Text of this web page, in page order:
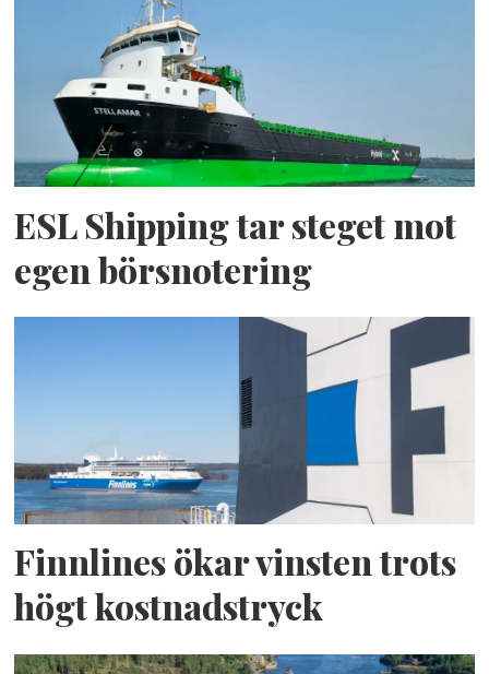
ESL Shipping tar steget mot
egen börsnotering
Finnlines ökar vinsten trots
högt kostnadstryck